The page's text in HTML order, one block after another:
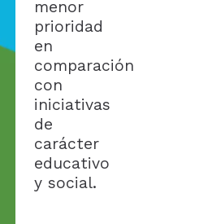
menor
prioridad
en
comparación
con
iniciativas
de
carácter
educativo
y social.